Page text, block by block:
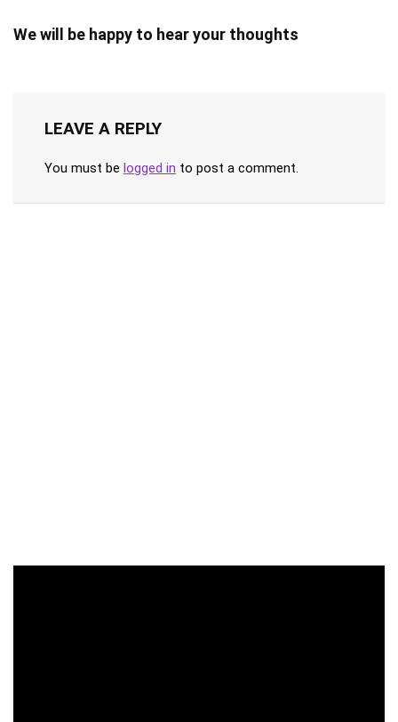
We will be happy to hear your thoughts
LEAVE A REPLY
You must be logged in to post a comment.